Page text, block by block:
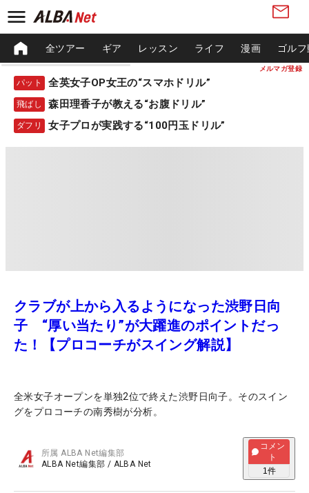
メルマガ登録
全ツアー ギア レッスン ライフ 漫画 ゴル
パット 全英女子OP女王の“スマホドリル”
飛ばし 森田理香子が教える“お腹ドリル”
ダフリ 女子プロが実践する“100円玉ドリル”
クラブが上から入るようになった渋野日向
子 “厚い当たり”が大躍進のポイントだっ
た！【プロコーチがスイング解説】
全米女子オープンを単独2位で終えた渋野日向子。そのスイン
グをプロコーチの南秀樹が分析。
所属ALBA Net編集部
ALBA Net編集部 / ALBA Net
コメン
ト
1件